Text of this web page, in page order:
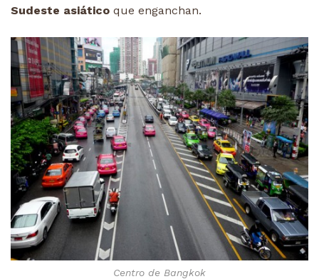
Sudeste asiático que enganchan.
Centro de Bangkok